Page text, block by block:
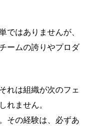
ではありませんが、
ームの誇りやプロダ
れは組織が次のフェ
れません。
その経験は、必ずあ